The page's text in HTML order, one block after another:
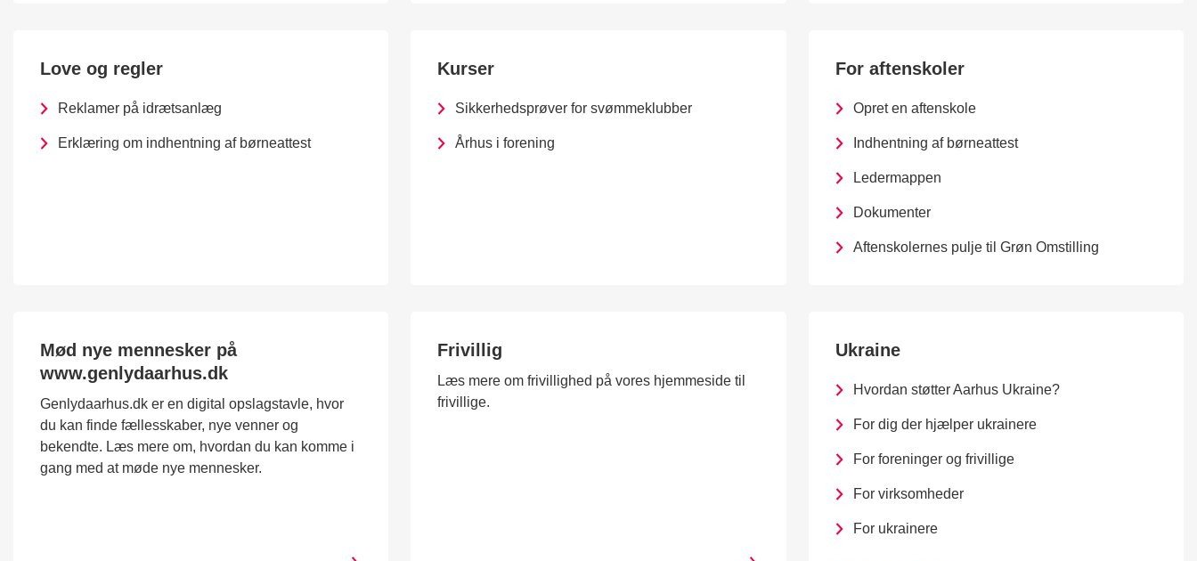
Love og regler
Reklamer på idrætsanlæg
Erklæring om indhentning af børneattest
Kurser
Sikkerhedsprøver for svømmeklubber
Århus i forening
For aftenskoler
Opret en aftenskole
Indhentning af børneattest
Ledermappen
Dokumenter
Aftenskolernes pulje til Grøn Omstilling
Mød nye mennesker på
www.genlydaarhus.dk
Genlydaarhus.dk er en digital opslagstavle, hvor
du kan finde fællesskaber, nye venner og
bekendte. Læs mere om, hvordan du kan komme i
gang med at møde nye mennesker.
Frivillig
Læs mere om frivillighed på vores hjemmeside til
frivillige.
Ukraine
Hvordan støtter Aarhus Ukraine?
For dig der hjælper ukrainere
For foreninger og frivillige
For virksomheder
For ukrainere